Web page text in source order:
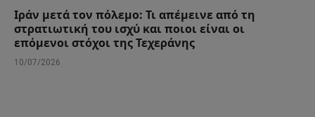
Ιράν μετά τον πόλεμο: Τι απέμεινε από τη
στρατιωτική του ισχύ και ποιοι είναι οι
επόμενοι στόχοι της Τεχεράνης
10/07/2026